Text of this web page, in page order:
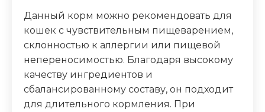
Данный корм можно рекомендовать для
кошек с чувствительным пищеварением,
склонностью к аллергии или пищевой
непереносимостью. Благодаря высокому
качеству ингредиентов и
сбалансированному составу, он подходит
для длительного кормления. При